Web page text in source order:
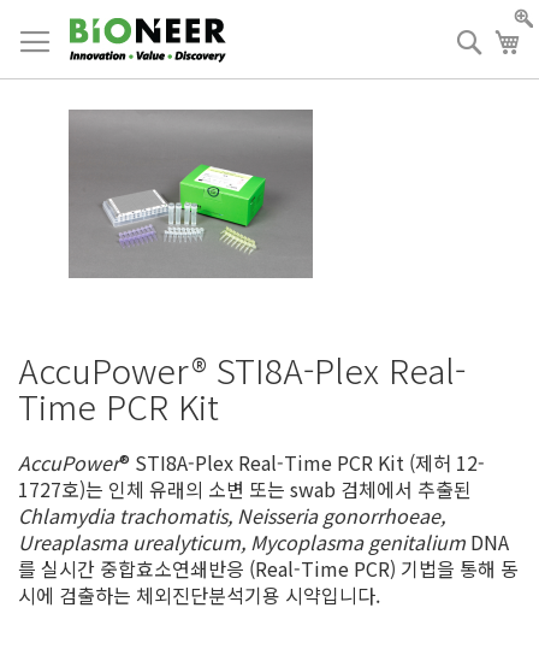
to
Content
검
색
AccuPower® STI8A-Plex Real-
Time PCR Kit
AccuPower® STI8A-Plex Real-Time PCR Kit (제허 12-
1727호)는 인체 유래의 소변 또는 swab 검체에서 추출된
Chlamydia trachomatis, Neisseria gonorrhoeae,
Ureaplasma urealyticum, Mycoplasma genitalium DNA
를 실시간 중합효소연쇄반응 (Real-Time PCR) 기법을 통해 동
시에 검출하는 체외진단분석기용 시약입니다.